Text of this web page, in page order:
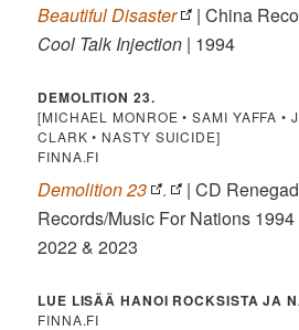
Beautiful Disaster
| China
Cool Talk Injection | 1994
DEMOLITION 23.
[MICHAEL MONROE • SAMI YAFFA •
CLARK • NASTY SUICIDE]
FINNA.FI
Demolition 23 .
| CD
Records/Music For Nations
2022 & 2023
LUE LISÄÄ HANOI ROCKSISTA JA
FINNA.FI